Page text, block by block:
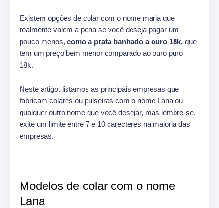
Existem opções de colar com o nome maria que
realmente valem a pena se você deseja pagar um
pouco menos, como a prata banhado a ouro 18k, que
tem um preço bem menor comparado ao ouro puro
18k.
Neste artigo, listamos as principais empresas que
fabricam colares ou pulseiras com o nome Lana ou
qualquer outro nome que você desejar, mas lembre-se,
exite um limite entre 7 e 10 carecteres na maioria das
empresas.
Modelos de colar com o nome
Lana